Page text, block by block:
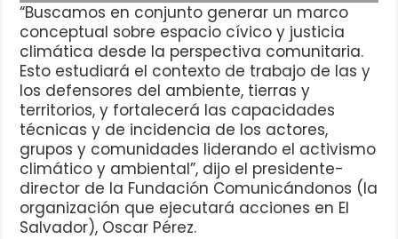
“Buscamos en conjunto generar un marco
conceptual sobre espacio cívico y justicia
climática desde la perspectiva comunitaria.
Esto estudiará el contexto de trabajo de las y
los defensores del ambiente, tierras y
territorios, y fortalecerá las capacidades
técnicas y de incidencia de los actores,
grupos y comunidades liderando el activismo
climático y ambiental”, dijo el presidente-
director de la Fundación Comunicándonos (la
organización que ejecutará acciones en El
Salvador), Oscar Pérez.